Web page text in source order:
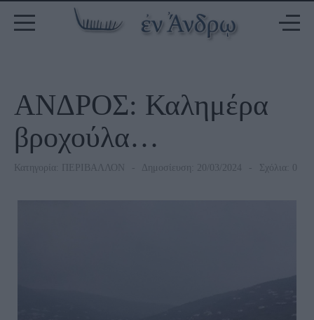
ΑΝΔΡΟΣ: Καλημέρα
βροχούλα…
Κατηγορία: ΠΕΡΙΒΑΛΛΟΝ Δημοσίευση: 20/03/2024 Σχόλια: 0